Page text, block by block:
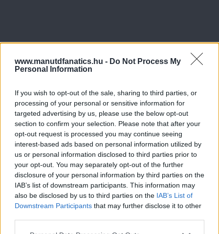
www.manutdfanatics.hu - Do Not Process My
Personal Information
If you wish to opt-out of the sale, sharing to third parties, or
processing of your personal or sensitive information for
targeted advertising by us, please use the below opt-out
section to confirm your selection. Please note that after your
opt-out request is processed you may continue seeing
interest-based ads based on personal information utilized by
us or personal information disclosed to third parties prior to
your opt-out. You may separately opt-out of the further
disclosure of your personal information by third parties on the
IAB’s list of downstream participants. This information may
also be disclosed by us to third parties on the IAB’s List of
Downstream Participants that may further disclose it to other